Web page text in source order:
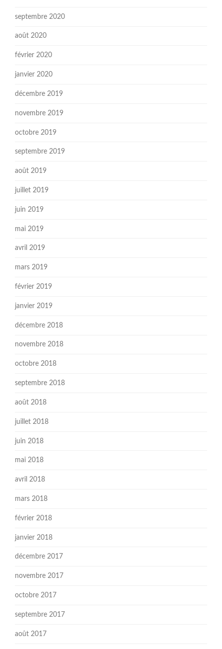
septembre 2020
août 2020
février 2020
janvier 2020
décembre 2019
novembre 2019
octobre 2019
septembre 2019
août 2019
juillet 2019
juin 2019
mai 2019
avril 2019
mars 2019
février 2019
janvier 2019
décembre 2018
novembre 2018
octobre 2018
septembre 2018
août 2018
juillet 2018
juin 2018
mai 2018
avril 2018
mars 2018
février 2018
janvier 2018
décembre 2017
novembre 2017
octobre 2017
septembre 2017
août 2017